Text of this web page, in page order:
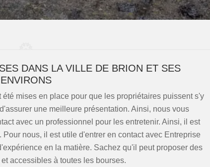
DANS LA VILLE DE BRION ET SES
ENVIRONS
mises en place pour que les propriétaires puissent s'y
une meilleure présentation. Ainsi, nous vous
avec un professionnel pour les entretenir. Ainsi, il est
nous, il est utile d'entrer en contact avec Entreprise
en la matière. Sachez qu'il peut proposer des
accessibles à toutes les bourses.